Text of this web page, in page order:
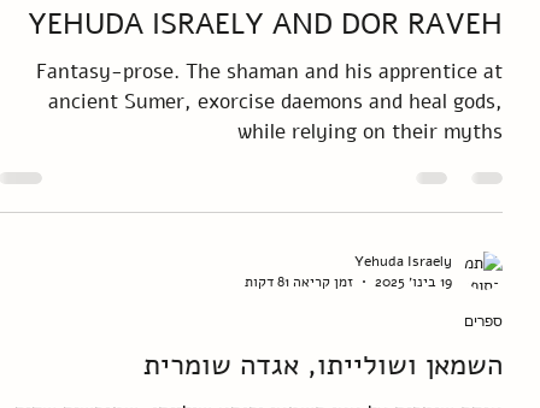
MESOPOTAMIA -THE HEALER, THE
SLAVE AND THE PRINCE. A
HISTORICAL FICTION NOVEL BY
YEHUDA ISRAELY AND DOR RAVEH
Fantasy-prose. The shaman and his apprentice at
ancient Sumer, exorcise daemons and heal gods,
while relying on their myths
Yehuda Israely